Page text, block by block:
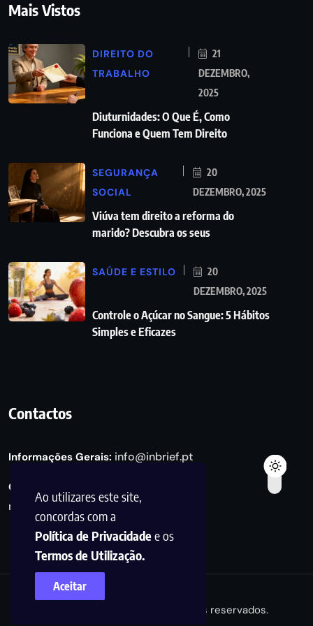
Ao utilizares este site,
concordas com a
Política de Privacidadee os
Termos de Utilização.
Aceitar
Mais Vistos
DIREITO DO
TRABALHO
21
DEZEMBRO,
2025
Diuturnidades: O Que É, Como
Funciona e Quem Tem Direito
SEGURANÇA
SOCIAL
20
DEZEMBRO, 2025
Viúva tem direito a reforma do
marido? Descubra os seus
SAÚDE E ESTILO
20
DEZEMBRO, 2025
Controle o Açúcar no Sangue: 5 Hábitos
Simples e Eficazes
Contactos
Informações Gerais: info@inbrief.pt
Consultas de Marketing e Parcerias:
marketing@inbrief.pt
© 2025, InBrief Todos os direitos reservados.